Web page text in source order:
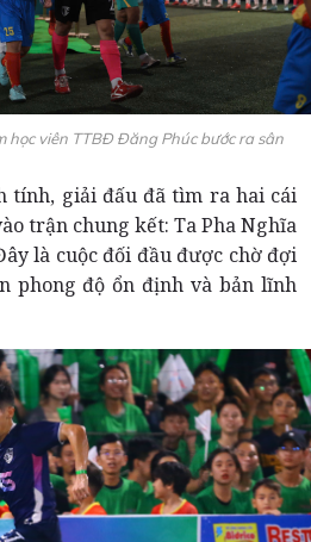
học viên TTBĐ Đăng Phúc bước ra sân
tính, giải đấu đã tìm ra hai cái
trận chung kết: Ta Pha Nghĩa
là cuộc đối đầu được chờ đợi
phong độ ổn định và bản lĩnh